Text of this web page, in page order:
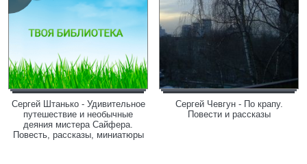
Сергей Штанько - Удивительное
путешествие и необычные
деяния мистера Сайфера.
Повесть, рассказы, миниатюры
Сергей Чевгун - По крапу.
Повести и рассказы